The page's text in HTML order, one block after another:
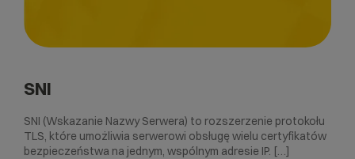
SNI
SNI (Wskazanie Nazwy Serwera) to rozszerzenie protokołu
TLS, które umożliwia serwerowi obsługę wielu certyfikatów
bezpieczeństwa na jednym, wspólnym adresie IP. […]